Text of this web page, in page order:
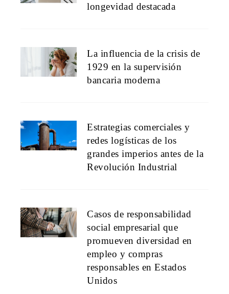
longevidad destacada
La influencia de la crisis de
1929 en la supervisión
bancaria moderna
Estrategias comerciales y
redes logísticas de los
grandes imperios antes de la
Revolución Industrial
Casos de responsabilidad
social empresarial que
promueven diversidad en
empleo y compras
responsables en Estados
Unidos